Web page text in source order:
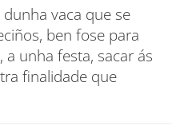
vaca que se
ben fose para
a unha festa, sacar ás
finalidade que